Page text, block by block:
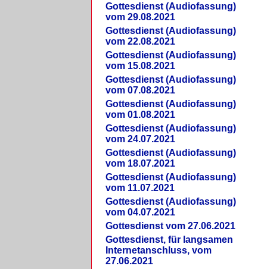
Gottesdienst (Audiofassung)
vom 29.08.2021
Gottesdienst (Audiofassung)
vom 22.08.2021
Gottesdienst (Audiofassung)
vom 15.08.2021
Gottesdienst (Audiofassung)
vom 07.08.2021
Gottesdienst (Audiofassung)
vom 01.08.2021
Gottesdienst (Audiofassung)
vom 24.07.2021
Gottesdienst (Audiofassung)
vom 18.07.2021
Gottesdienst (Audiofassung)
vom 11.07.2021
Gottesdienst (Audiofassung)
vom 04.07.2021
Gottesdienst vom 27.06.2021
Gottesdienst, für langsamen
Internetanschluss, vom
27.06.2021